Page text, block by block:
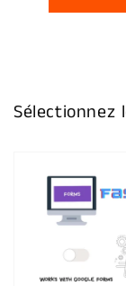
Sélectionnez